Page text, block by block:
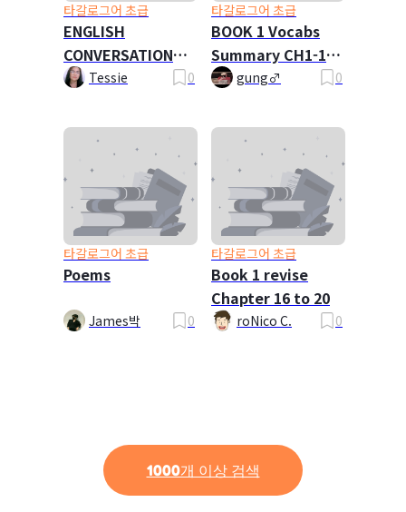
타갈로그어 초급
ENGLISH
CONVERSATION
DIALOGUE
Tessie 0
타갈로그어 초급
BOOK 1 Vocabs
Summary CH1-15
(NEW VERSION)
gung♂ 0
타갈로그어 초급
Poems
James박 0
타갈로그어 초급
Book 1 revise
Chapter 16 to 20
roNico C. 0
1000개 이상 검색